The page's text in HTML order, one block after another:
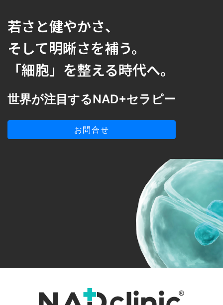
若さと健やかさ、
そして明晰さを補う。
「細胞」を整える時代へ。
世界が注目するNAD+セラピー
お問合せ